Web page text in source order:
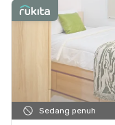
Sedang penuh